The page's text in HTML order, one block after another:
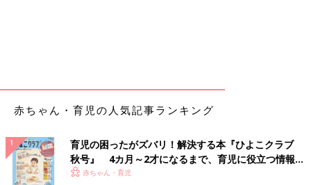
出典：Instagramアカウント「askibk012211」
Asuka Nishiさんは、右上にある水色の保冷バッグをファミリア
にて購入。ファミリアチェックのファスナーと、刺繍アップリケ
赤ちゃん・育児の人気記事ランキング
育児の困ったがズバリ！解決する本『ひよこクラブ
秋号』 4カ月～2才になるまで、育児に役立つ情報が
いっぱい！
赤ちゃん・育児